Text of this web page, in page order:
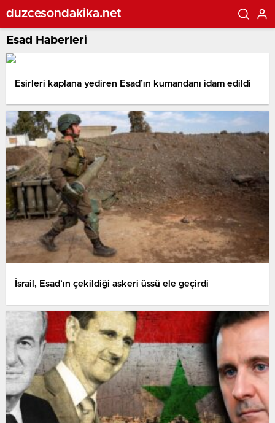
duzcesondakika.net
Esad Haberleri
Esirleri kaplana yediren Esad’ın kumandanı idam edildi
İsrail, Esad’ın çekildiği askeri üssü ele geçirdi